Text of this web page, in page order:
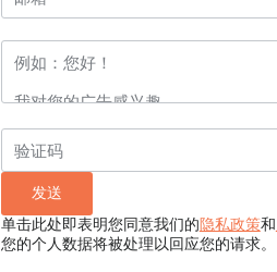
单击此处即表明您同意我们的隐私政策和
您的个人数据将被处理以回应您的请求。